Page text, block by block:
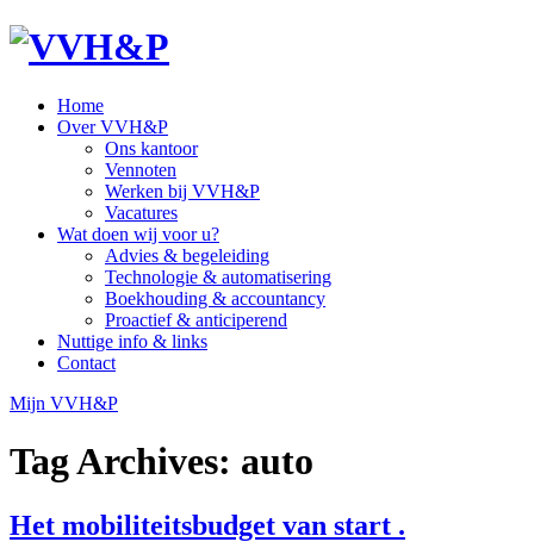
Home
Over VVH&P
Ons kantoor
Vennoten
Werken bij VVH&P
Vacatures
Wat doen wij voor u?
Advies & begeleiding
Technologie & automatisering
Boekhouding & accountancy
Proactief & anticiperend
Nuttige info & links
Contact
Mijn VVH&P
Tag Archives: auto
Het mobiliteitsbudget van start .